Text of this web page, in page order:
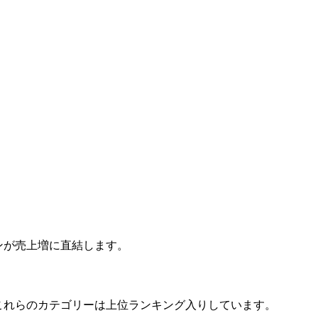
売上増に直結します。
らのカテゴリーは上位ランキング入りしています。